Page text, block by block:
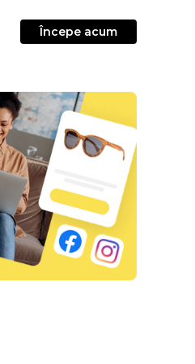
Începe acum